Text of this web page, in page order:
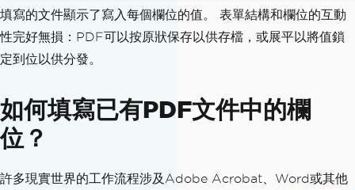
填寫的文件顯示了寫入每個欄位的值。 表單結構和欄位的互動
性完好無損：PDF可以按原狀保存以供存檔，或展平以將值鎖
定到位以供分發。
如何填寫已有PDF文件中的欄
位？
許多現實世界的工作流程涉及Adobe Acrobat、Word或其他